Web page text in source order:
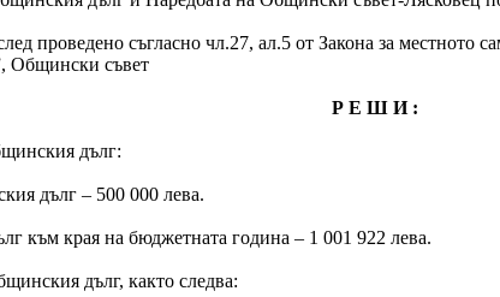
проведено съгласно чл.27, ал.5 от Закона за местното
Общински съвет
Р Е Ш И :
дълг:
дълг – 500 000 лева.
към края на бюджетната година – 1 001 922 лева.
дълг, както следва: